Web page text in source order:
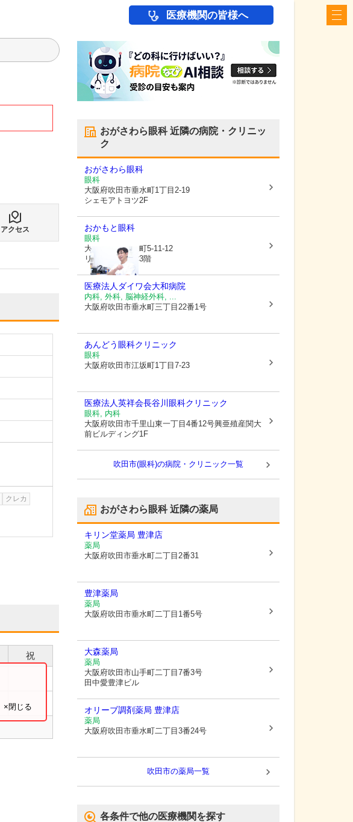
医療機関の皆様へ
アクセス
クレカ
祝
×閉じる
おがさわら眼科近隣の病院・クリニッ
ク
おがさわら眼科
眼科
大阪府吹田市垂水町1丁目2-19
シェモアトヨツ2F
おかもと眼科
眼科
大阪府吹田市泉町5-11-12
リーサイド豊津3階
医療法人ダイワ会大和病院
内科, 外科, 脳神経外科, ...
大阪府吹田市垂水町三丁目22番1号
あんどう眼科クリニック
眼科
大阪府吹田市江坂町1丁目7-23
医療法人英祥会長谷川眼科クリニック
眼科, 内科
大阪府吹田市千里山東一丁目4番12号興亜殖産関大
前ビルディング1F
吹田市(眼科)の病院・クリニック一覧
おがさわら眼科近隣の薬局
キリン堂薬局 豊津店
薬局
大阪府吹田市垂水町二丁目2番31
豊津薬局
薬局
大阪府吹田市垂水町二丁目1番5号
大森薬局
薬局
大阪府吹田市山手町二丁目7番3号
田中愛豊津ビル
オリーブ調剤薬局 豊津店
薬局
大阪府吹田市垂水町二丁目3番24号
吹田市の薬局一覧
各条件で他の医療機関を探す